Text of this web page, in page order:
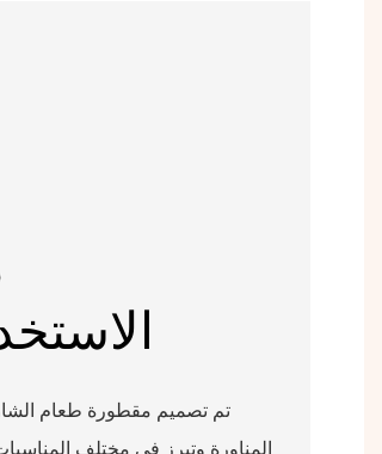
تم تصميم مقطورة طعام
المناورة وتبرز في مختلف